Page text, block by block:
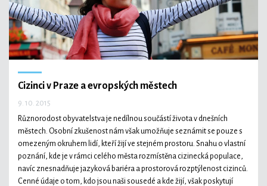
Cizinci v Praze a evropských městech
9. 10. 2015
Různorodost obyvatelstva je nedílnou součástí života v dnešních
městech. Osobní zkušenost nám však umožňuje seznámit se pouze s
omezeným okruhem lidí, kteří žijí ve stejném prostoru. Snahu o vlastní
poznání, kde je v rámci celého města rozmístěna cizinecká populace,
navíc znesnadňuje jazyková bariéra a prostorová rozptýlenost cizinců.
Cenné údaje o tom, kdo jsou naši sousedé a kde žijí, však poskytují